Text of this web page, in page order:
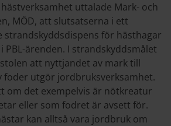
uttalade Mark- och
MÖD, att slutsatserna i ett
strandskyddsdispens för hästhagar
PBL-ärenden. I strandskyddsmålet
att nyttjandet av mark till
foder utgör jordbruksverksamhet.
om det exempelvis är nötkreatur
eller som fodret är avsett för.
kan alltså vara jordbruk om